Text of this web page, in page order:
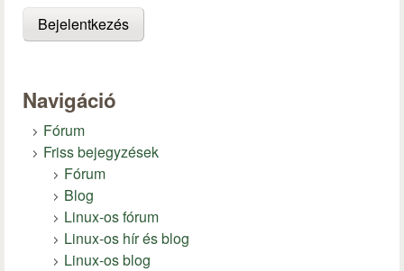
Navigáció
Fórum
Friss bejegyzések
Fórum
Blog
Linux-os fórum
Linux-os hír és blog
Linux-os blog